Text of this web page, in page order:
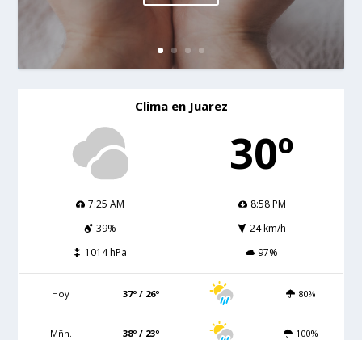
Clima en Juarez
30º
7:25 AM
8:58 PM
39%
24 km/h
1014 hPa
97%
Hoy 37º / 26º 80%
Mñn. 38º / 23º 100%